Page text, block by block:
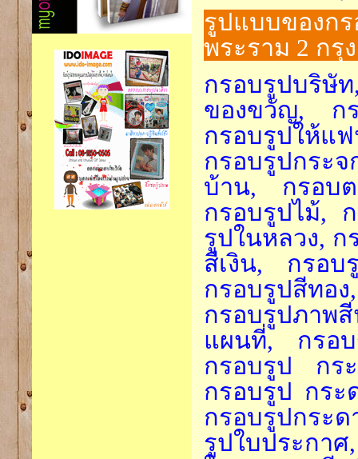
รูปแบบของก
พระราม 2 กรุ
กรอบรูปบริษั
ของขวัญ, กร
กรอบรูปให้แ
กรอบรูปกระจ
บ้าน, กรอบต
กรอบรูปไม้,
รูปในหลวง,
สีเงิน, กรอบ
กรอบรูปสีทอ
กรอบรูปภาพ
แผนที่, กรอ
กรอบรูป กร
กรอบรูป กระ
กรอบรูปกระ
รูปใบประกา